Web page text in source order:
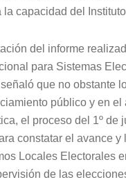
la capacidad del
del informe
para Sistemas
que no obstante
público y en el
el proceso del 1º de
constatar el avance y
Locales Electorales
de las